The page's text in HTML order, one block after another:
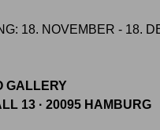
18. NOVEMBER - 18.
GALLERY
13 · 20095 HAMBURG